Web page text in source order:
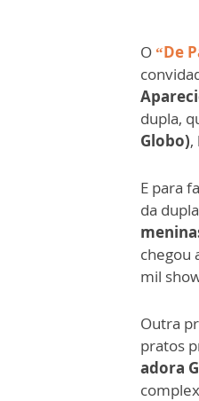
O“De
dupla,
Globo),
E para
da
chegou
mil
Outra
pratos
adora